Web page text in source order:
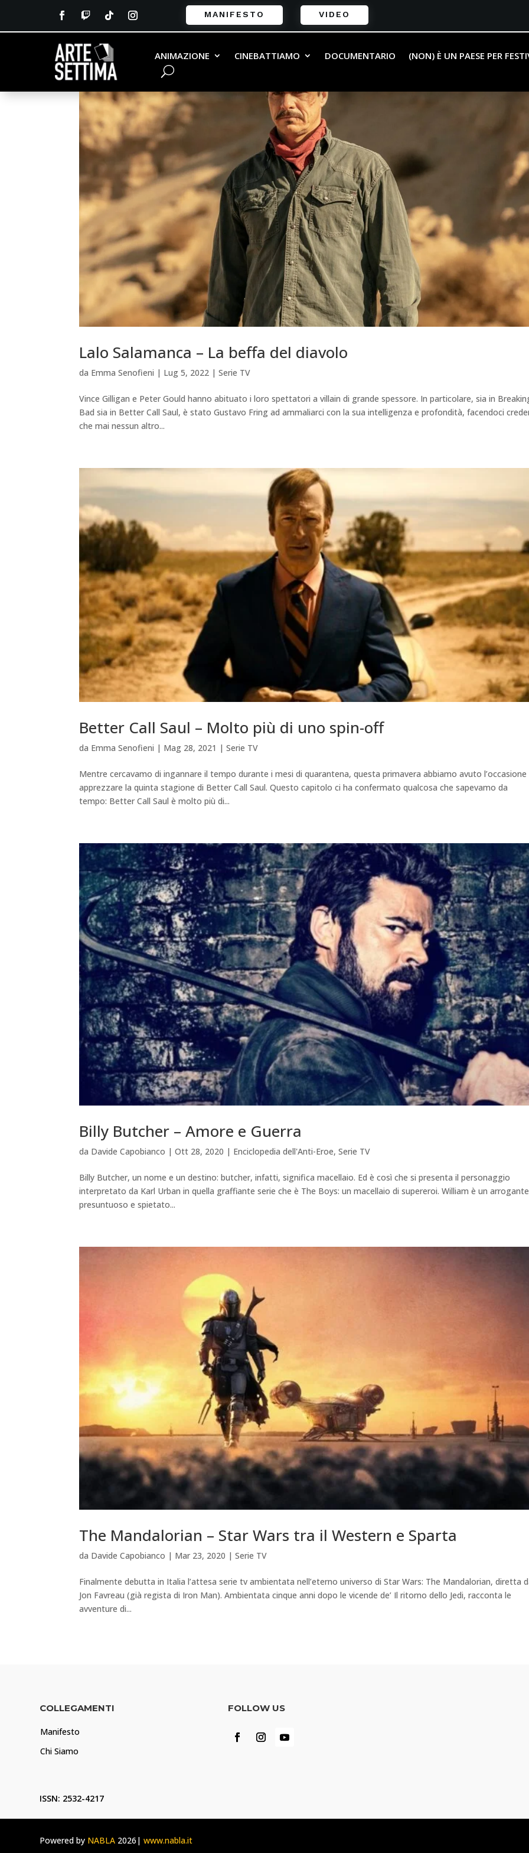
MANIFESTO VIDEO
ANIMAZIONE CINEBATTIAMO DOCUMENTARIO (NON) È UN PAESE PER
Lalo Salamanca – La beffa del diavolo
da Emma Senofieni | Lug 5, 2022 |Serie TV
Vince Gilligan e Peter Gould hanno abituato i loro spettatori a villain di grande spessore. In particolare, sia in
Bad sia in Better Call Saul, è stato Gustavo Fring ad ammaliarci con la sua intelligenza e profondità, facendoci
che mai nessun altro...
Better Call Saul – Molto più di uno spin-off
da Emma Senofieni | Mag 28, 2021 |Serie TV
Mentre cercavamo di ingannare il tempo durante i mesi di quarantena, questa primavera abbiamo avuto l’occasione
apprezzare la quinta stagione di Better Call Saul. Questo capitolo ci ha confermato qualcosa che sapevamo da
tempo: Better Call Saul è molto più di...
Billy Butcher – Amore e Guerra
da Davide Capobianco |Ott 28, 2020 | Enciclopedia dell'Anti-Eroe,Serie TV
Billy Butcher, un nome e un destino: butcher, infatti, significa macellaio. Ed è così che si presenta il personaggio
interpretato da Karl Urban in quella graffiante serie che è The Boys: un macellaio di supereroi. William è un
presuntuoso e spietato...
The Mandalorian – Star Wars tra il Western e Sparta
da Davide Capobianco | Mar 23, 2020 |Serie TV
Finalmente debutta in Italia l’attesa serie tv ambientata nell’eterno universo di Star Wars: The Mandalorian, diretta
Jon Favreau (già regista di Iron Man). Ambientata cinque anni dopo le vicende de’ Il ritorno dello Jedi, racconta le
avventure di...
COLLEGAMENTI
Manifesto
Chi Siamo
ISSN: 2532-4217
FOLLOW US
Powered by NABLA 2026|www.nabla.it